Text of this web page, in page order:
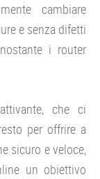
cambiare
e senza difetti
i router
che ci
per offrire a
sicuro e veloce,
un obiettivo